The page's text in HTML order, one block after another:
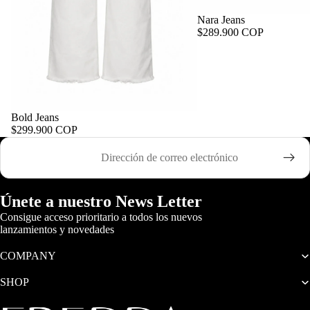
Bold Jeans
$299.900 COP
Nara Jeans
$289.900 COP
Correo electrónico
Únete a nuestro News Letter
Consigue acceso prioritario a todos los nuevos
lanzamientos y novedades
COMPANY
SHOP